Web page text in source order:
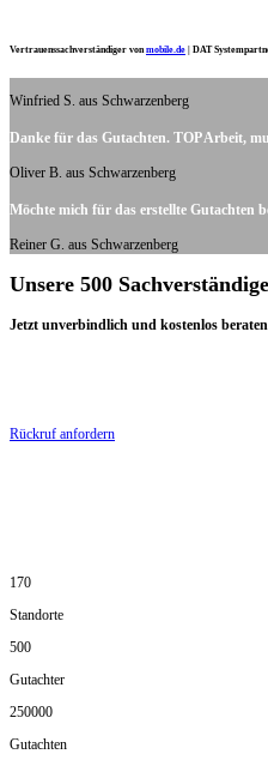
Vertrauenssachverständiger vonmobile.de DAT
Winfried S. aus Schwarzenberg
Danke für das Gutachten. TOP Arbeit,
Oliver B. aus Schwarzenberg
Möchte mich für das erstellte Gutachten
Reiner G. aus Schwarzenberg
Unsere 500
Jetzt unverbindlich und kostenlos beraten
Rückruf anfordern
170
Standorte
500
Gutachter
250000
Gutachten